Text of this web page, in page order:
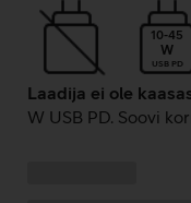
10-45
W
USB PD
Laadija ei ole
W USB PD. Soovi